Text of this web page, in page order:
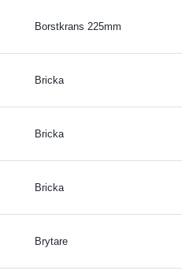
Borstkrans 225mm
Bricka
Bricka
Bricka
Brytare